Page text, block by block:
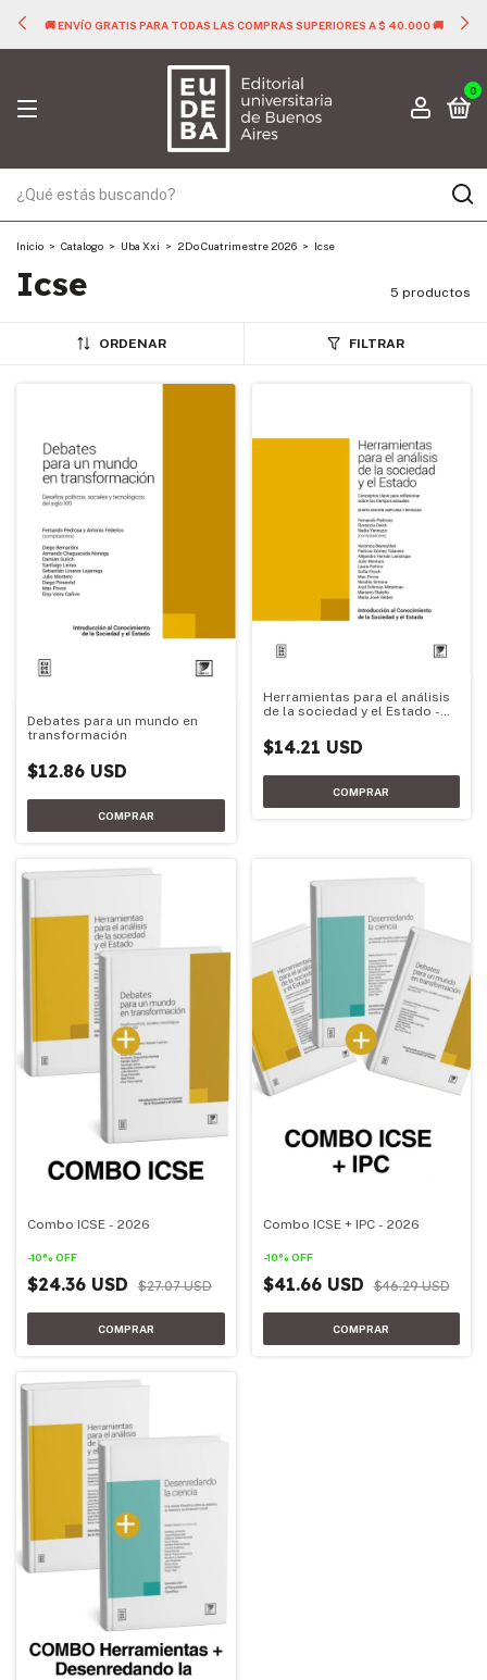
🚚 ENVÍO GRATIS PARA TODAS LAS COMPRAS SUPERIORES A $ 40.000 🚚
0
Inicio > Catalogo > Uba Xxi > 2Do Cuatrimestre 2026 > Icse
Icse 5 productos
ORDENAR FILTRAR
Debates para un mundo en
transformación
$12.86 USD
Herramientas para el análisis
de la sociedad y el Estado -
$14.21 USD
Combo ICSE - 2026
-10% OFF
$24.36 USD $27.07 USD
Combo ICSE + IPC - 2026
-10% OFF
$41.66 USD $46.29 USD